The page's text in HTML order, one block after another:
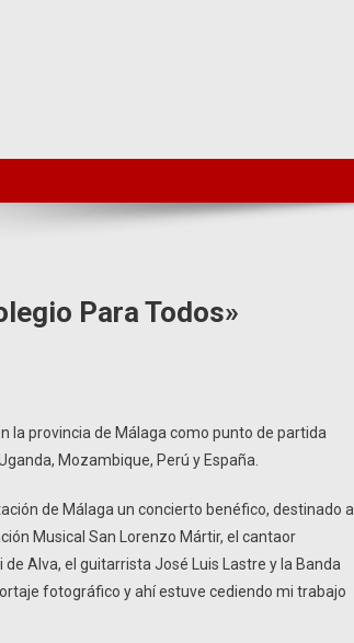
Para Todos»
la provincia de Málaga como punto de partida
Mozambique, Perú y España.
de Málaga un concierto benéfico, destinado a
Musical San Lorenzo Mártir, el cantaor
Alva, el guitarrista José Luis Lastre y la Banda
fotográfico y ahí estuve cediendo mi trabajo